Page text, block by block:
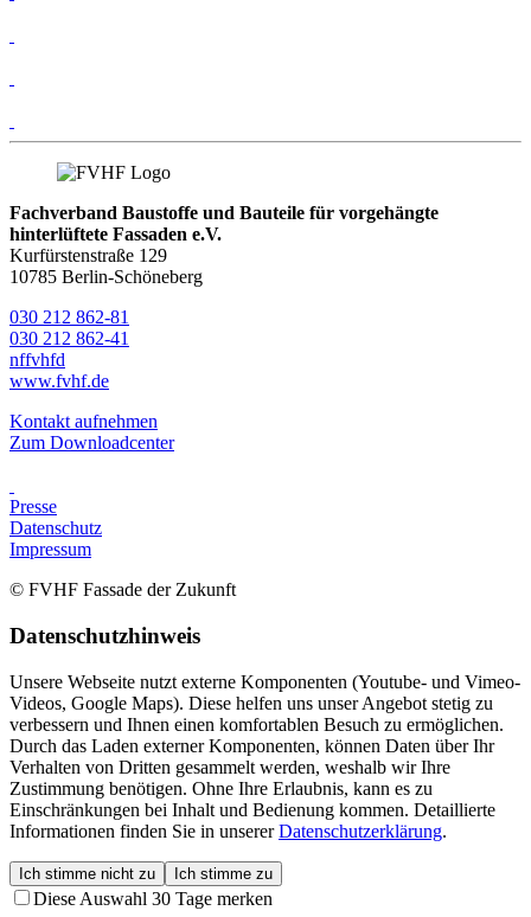
Fachverband Baustoffe und Bauteile für vorgehängte
hinterlüftete Fassaden e.V.
Kurfürstenstraße 129
10785 Berlin-Schöneberg
030 212 862-81
030 212 862-41
nffvhfd
www.fvhf.de
Kontakt aufnehmen
Zum Downloadcenter
Presse
Datenschutz
Impressum
© FVHF Fassade der Zukunft
Datenschutzhinweis
Unsere Webseite nutzt externe Komponenten (Youtube- und Vimeo-
Videos, Google Maps). Diese helfen uns unser Angebot stetig zu
verbessern und Ihnen einen komfortablen Besuch zu ermöglichen.
Durch das Laden externer Komponenten, können Daten über Ihr
Verhalten von Dritten gesammelt werden, weshalb wir Ihre
Zustimmung benötigen. Ohne Ihre Erlaubnis, kann es zu
Einschränkungen bei Inhalt und Bedienung kommen. Detaillierte
Informationen finden Sie in unsererDatenschutzerklärung.
Ich stimme nicht zu Ich stimme zu
Diese Auswahl 30 Tage merken